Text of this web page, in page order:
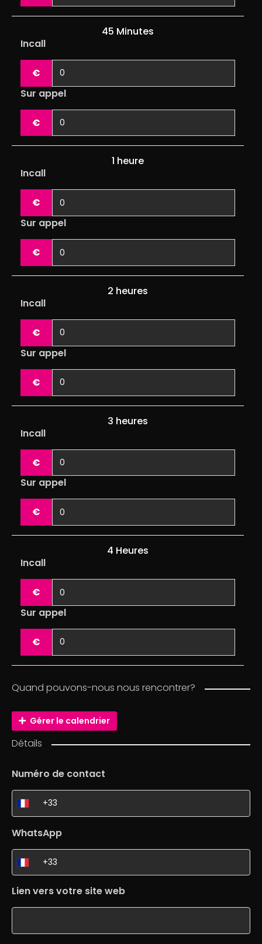
45 Minutes
Incall
€
Sur appel
€
1 heure
Incall
€
Sur appel
€
2 heures
Incall
€
Sur appel
€
3 heures
Incall
€
Sur appel
€
4 Heures
Incall
€
Sur appel
€
Quand pouvons-nous nous rencontrer?
Gérer le calendrier
Détails
Numéro de contact
WhatsApp
Lien vers votre site web